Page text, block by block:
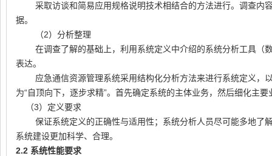
采取访谈和简易应用规格说明技术相结合的方法进行。调查内
据。
（2）分析整理
在调查了解的基础上，利用系统定义中介绍的系统分析工具（
表达。
应急通信资源管理系统采用结构化分析方法来进行系统定义，
为“自顶向下，逐步求精”。首先确定系统的主体业务，然后细化主
（3）定义要求
保证系统定义的正确性与适用性；系统分析人员尽可能多地了
系统建设更加科学、合理。
2.2 系统性能要求